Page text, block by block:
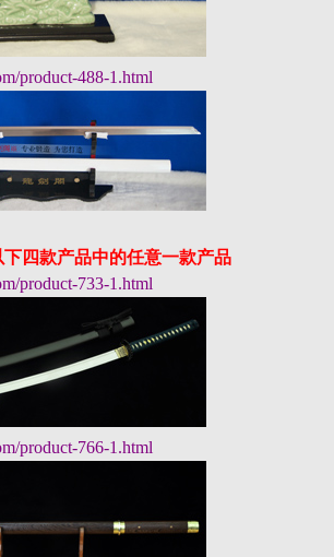
product-488-1.html
四款产品中的任意一款产品
product-733-1.html
product-766-1.html